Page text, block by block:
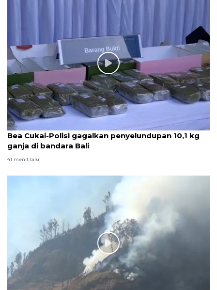
Bea Cukai-Polisi gagalkan penyelundupan 10,1 kg
ganja di bandara Bali
41 menit lalu